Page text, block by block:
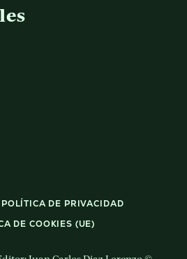
POLÍTICA DE PRIVACIDAD
DE COOKIES (UE)